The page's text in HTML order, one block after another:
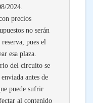
2024.
precios
no serán
pues el
esa plaza.
del circuito se
antes de
puede sufrir
al contenido